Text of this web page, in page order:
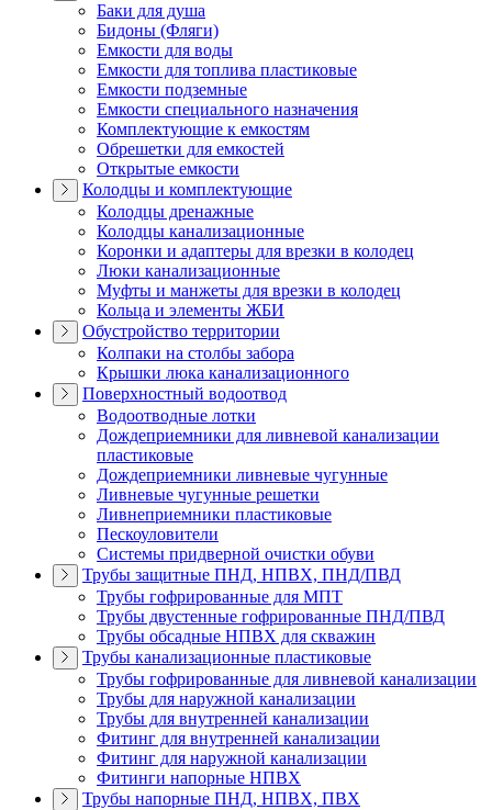
Баки для душа
Бидоны (Фляги)
Емкости для воды
Емкости для топлива пластиковые
Емкости подземные
Емкости специального назначения
Комплектующие к емкостям
Обрешетки для емкостей
Открытые емкости
Колодцы и комплектующие
Колодцы дренажные
Колодцы канализационные
Коронки и адаптеры для врезки в колодец
Люки канализационные
Муфты и манжеты для врезки в колодец
Кольца и элементы ЖБИ
Обустройство территории
Колпаки на столбы забора
Крышки люка канализационного
Поверхностный водоотвод
Водоотводные лотки
Дождеприемники для ливневой канализации
пластиковые
Дождеприемники ливневые чугунные
Ливневые чугунные решетки
Ливнеприемники пластиковые
Пескоуловители
Системы придверной очистки обуви
Трубы защитные ПНД, НПВХ, ПНД/ПВД
Трубы гофрированные для МПТ
Трубы двустенные гофрированные ПНД/ПВД
Трубы обсадные НПВХ для скважин
Трубы канализационные пластиковые
Трубы гофрированные для ливневой канализации
Трубы для наружной канализации
Трубы для внутренней канализации
Фитинг для внутренней канализации
Фитинг для наружной канализации
Фитинги напорные НПВХ
Трубы напорные ПНД, НПВХ, ПВХ